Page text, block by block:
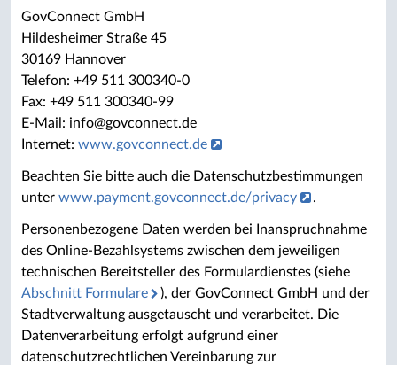
GovConnect GmbH
Hildesheimer Straße 45
30169 Hannover
Telefon: +49 511 300340-0
Fax: +49 511 300340-99
E-Mail: info@govconnect.de
Internet: www.govconnect.de
Beachten Sie bitte auch die Datenschutzbestimmungen
unter www.payment.govconnect.de/privacy .
Personenbezogene Daten werden bei Inanspruchnahme
des Online-Bezahlsystems zwischen dem jeweiligen
technischen Bereitsteller des Formulardienstes (siehe
Abschnitt Formulare
), der GovConnect GmbH und der
Stadtverwaltung ausgetauscht und verarbeitet. Die
Datenverarbeitung erfolgt aufgrund einer
datenschutzrechtlichen Vereinbarung zur